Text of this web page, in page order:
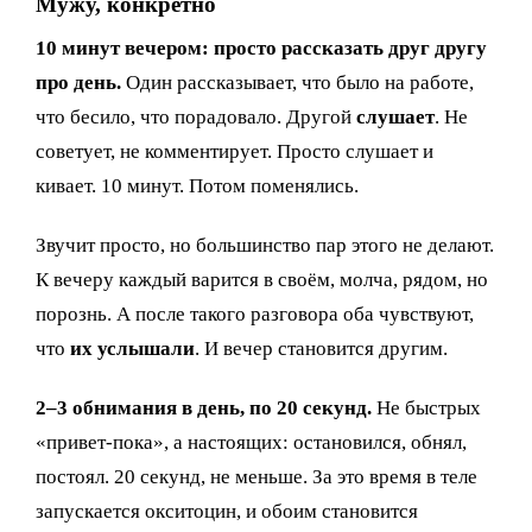
10 минут вечером: просто рассказать друг другу
про день. Один рассказывает, что было на работе,
что бесило, что порадовало. Другойслушает. Не
советует, не комментирует. Просто слушает и
кивает. 10 минут. Потом поменялись.
Звучит просто, но большинство пар этого не делают.
К вечеру каждый варится в своём, молча, рядом, но
порознь. А после такого разговора оба чувствуют,
чтоих услышали. И вечер становится другим.
2–3 обнимания в день, по 20 секунд. Не быстрых
«привет-пока», а настоящих: остановился, обнял,
постоял. 20 секунд, не меньше. За это время в теле
запускается окситоцин, и обоим становится